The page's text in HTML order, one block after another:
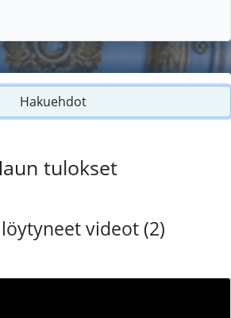
Hakuehdot
tulokset
videot (2)